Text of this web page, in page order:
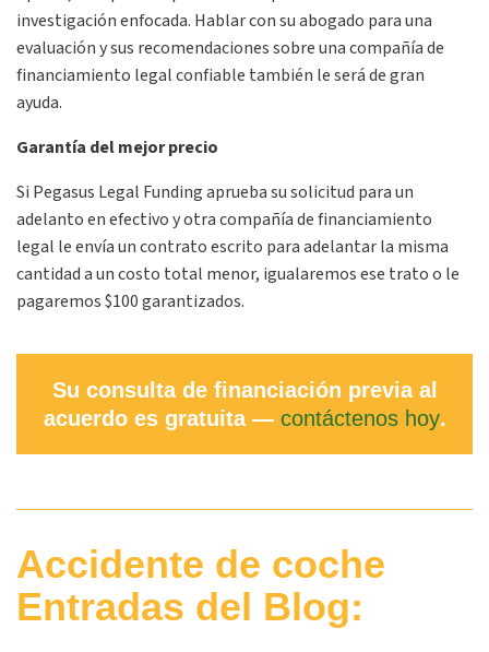
investigación enfocada. Hablar con su abogado para una
evaluación y sus recomendaciones sobre una compañía de
financiamiento legal confiable también le será de gran
ayuda.
Garantía del mejor precio
Si Pegasus Legal Funding aprueba su solicitud para un
adelanto en efectivo y otra compañía de financiamiento
legal le envía un contrato escrito para adelantar la misma
cantidad a un costo total menor, igualaremos ese trato o le
pagaremos $100 garantizados.
Su consulta de financiación previa al
acuerdo es gratuita — contáctenos hoy.
Accidente de coche
Entradas del Blog: